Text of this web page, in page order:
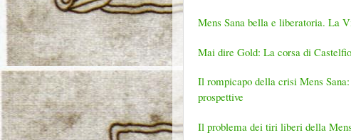
Mens Sana bella e liberatoria. La
Mai dire Gold: La corsa di
Il rompicapo della crisi Mens
prospettive
Il problema dei tiri liberi della